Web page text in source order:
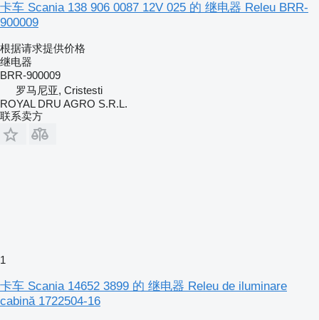
卡车 Scania 138 906 0087 12V 025 的 继电器 Releu BRR-
900009
根据请求提供价格
继电器
BRR-900009
罗马尼亚, Cristesti
ROYAL DRU AGRO S.R.L.
联系卖方
1
卡车 Scania 14652 3899 的 继电器 Releu de iluminare
cabină 1722504-16